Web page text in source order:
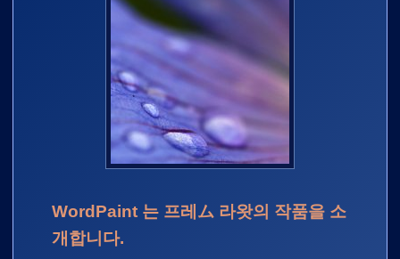
WordPaint 는 프레ム 라왓의 작품을 소
개합니다.